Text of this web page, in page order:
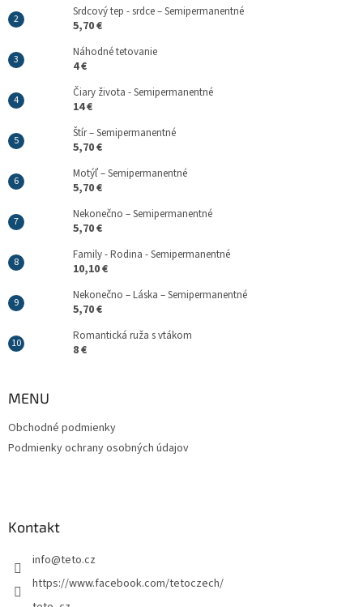
Srdcový tep - srdce – Semipermanentné
5,70 €
Náhodné tetovanie
4 €
Čiary života - Semipermanentné
14 €
Štír – Semipermanentné
5,70 €
Motýľ – Semipermanentné
5,70 €
Nekonečno – Semipermanentné
5,70 €
Family - Rodina - Semipermanentné
10,10 €
Nekonečno – Láska – Semipermanentné
5,70 €
Romantická ruža s vtákom
8 €
MENU
Obchodné podmienky
Podmienky ochrany osobných údajov
Kontakt
info@teto.cz
https://www.facebook.com/tetoczech/